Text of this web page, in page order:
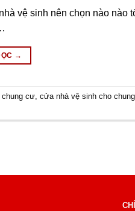
vệ sinh nên chọn nào nào
→
chung cư,cửa nhà vệ sinh cho